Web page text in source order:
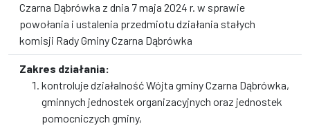
Czarna Dąbrówka z dnia 7 maja 2024 r. w sprawie
powołania i ustalenia przedmiotu działania stałych
komisji Rady Gminy Czarna Dąbrówka
Zakres działania:
kontroluje działalność Wójta gminy Czarna Dąbrówka,
gminnych jednostek organizacyjnych oraz jednostek
pomocniczych gminy,